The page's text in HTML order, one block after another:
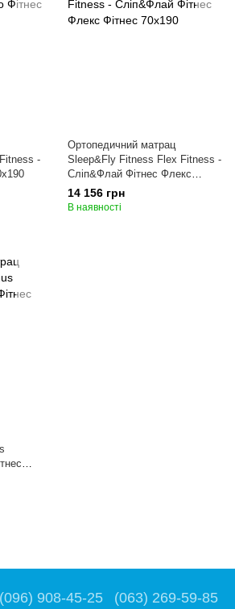
-
Ортопедичний матрац
Sleep&Fly Fitness Flex Fitness -
Сліп&Флай Фітнес Флекс
Фітнес 70x190
14 156 грн
В наявності
(096) 908-45-25 (063) 269-59-85